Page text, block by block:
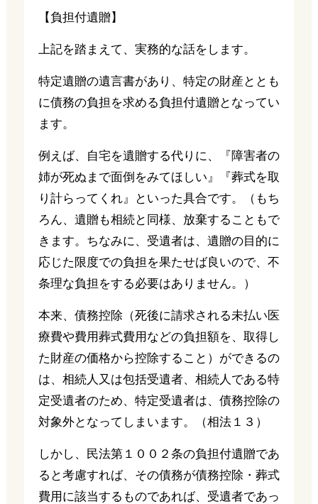
【負担付遺贈】
上記を踏まえて、実務的な話をします。
特定遺贈の遺言書があり、特定の財産ととも
に債務の負担を求める負担付遺贈となってい
ます。
例えば、自宅を遺贈する代りに、『障害者の
姉が死ぬまで面倒をみてほしい』『葬式を取
り計らってくれ』といった具合です。（もち
ろん、遺贈も相続と同様、放棄することもで
きます。ちなみに、受遺者は、遺贈の目的に
応じた限度での負担を果たせば良いので、不
条理な負担をする必要はありません。）
本来、債務控除（死後に請求される未払い医
療費や費用葬式費用などの負担額を、取得し
た財産の価格から控除すること）ができるの
は、相続人又は包括受遺者、相続人である特
定受遺者のため、特定受遺者は、債務控除の
対象外となってしまいます。（相法１３）
しかし、民法第１００２条の負担付遺贈であ
ると考慮すれば、その債務が債務控除・葬式
費用に該当するものであれば、受遺者であっ